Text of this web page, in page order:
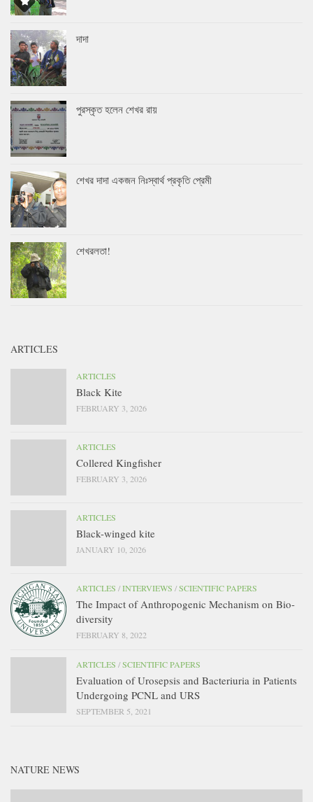
দাদা
পুরস্কৃত হলেন শেখর রায়
শেখর দাদা একজন নিঃস্বার্থ প্রকৃতি প্রেমী
শেখরলতা!
ARTICLES
ARTICLES
Black Kite
FEBRUARY 3, 2026
ARTICLES
Collered Kingfisher
FEBRUARY 3, 2026
ARTICLES
Black-winged kite
JANUARY 10, 2026
ARTICLES /INTERVIEWS /SCIENTIFIC PAPERS
The Impact of Anthropogenic Mechanism on Bio-
diversity
FEBRUARY 8, 2022
ARTICLES /SCIENTIFIC PAPERS
Evaluation of Urosepsis and Bacteriuria in Patients
Undergoing PCNL and URS
SEPTEMBER 5, 2021
NATURE NEWS